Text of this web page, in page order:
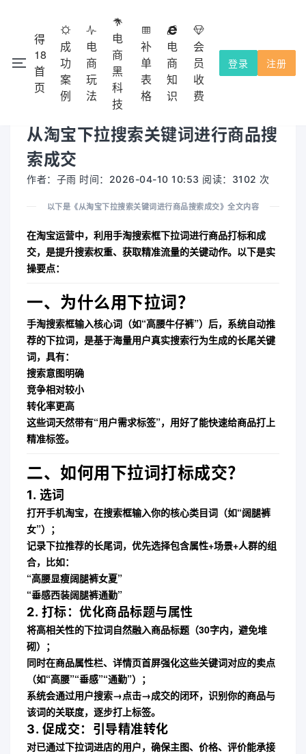
得
18
首
页
成
功
案
例
电
商
玩
法
电
商
黑
科
技
补
单
表
格
电
商
知
识
会
员
收
费
注册
登录
本网站除了免费功能外，都需要收费的，不提供试用！ 注册会
员充值使用，收费点击
会员收费 查看。
从淘宝下拉搜索关键词进行商品搜
索成交
作者：子雨 时间：2026-04-10 10:53 阅读：3102 次
以下是《从淘宝下拉搜索关键词进行商品搜索成交》全文内容
在淘宝运营中， 利用手淘搜索框下拉词进行商品打标和成
交，是提升搜索权重、获取精准流量的关键动作。以下是实
操要点：
一、为什么用下拉词？
手淘搜索框输入核心词（如“高腰牛仔裤”）后，系统自动推
荐的下拉词，是基于海量用户真实搜索行为生成的长尾关键
词，具有：
搜索意图明确
竞争相对较小
转化率更高
这些词天然带有“用户需求标签”，用好了能快速给商品打上
精准标签。
二、如何用下拉词打标成交？
1. 选词
打开手机淘宝，在搜索框输入你的核心类目词（如“阔腿裤
女”）；
记录下拉推荐的长尾词，优先选择包含属性+场景+人群的组
合，比如：
“高腰显瘦阔腿裤女夏”
“垂感西装阔腿裤通勤”
2. 打标：优化商品标题与属性
将高相关性的下拉词自然融入商品标题 （30字内，避免堆
砌）；
同时在商品属性栏、详情页首屏强化这些关键词对应的卖点
（如“高腰”“垂感”“通勤”）；
系统会通过用户搜索→点击→成交的闭环，识别你的商品与
该词的关联度，逐步打上标签。
3. 促成交：引导精准转化
对已通过下拉词进店的用户，确保主图、价格、评价能承接